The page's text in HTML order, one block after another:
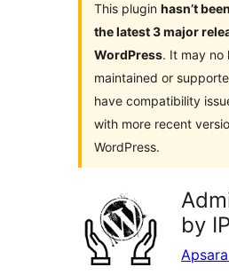
This plugin hasn’t
the latest 3 major
WordPress. It may no
maintained or
have compatibility
with more recent
WordPress.
by IP